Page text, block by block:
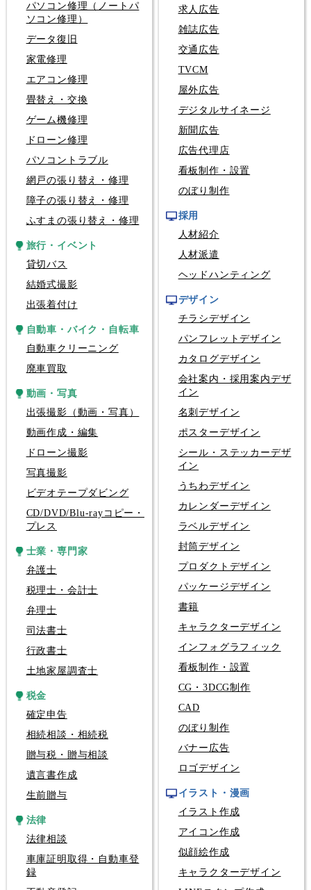
パソコン修理（ノートパ
ソコン修理）
データ復旧
家電修理
エアコン修理
畳替え・交換
ゲーム機修理
ドローン修理
パソコントラブル
網戸の張り替え・修理
障子の張り替え・修理
ふすまの張り替え・修理
旅行・イベント
貸切バス
結婚式撮影
出張着付け
自動車・バイク・自転車
自動車クリーニング
廃車買取
動画・写真
出張撮影（動画・写真）
動画作成・編集
ドローン撮影
写真撮影
ビデオテープダビング
CD/DVD/Blu-rayコピー・
プレス
士業・専門家
弁護士
税理士・会計士
弁理士
司法書士
行政書士
土地家屋調査士
税金
確定申告
相続相談・相続税
贈与税・贈与相談
遺言書作成
生前贈与
法律
法律相談
車庫証明取得・自動車登
録
求人広告
雑誌広告
交通広告
TVCM
屋外広告
デジタルサイネージ
新聞広告
広告代理店
看板制作・設置
のぼり制作
採用
人材紹介
人材派遣
ヘッドハンティング
デザイン
チラシデザイン
パンフレットデザイン
カタログデザイン
会社案内・採用案内デザ
イン
名刺デザイン
ポスターデザイン
シール・ステッカーデザ
イン
うちわデザイン
カレンダーデザイン
ラベルデザイン
封筒デザイン
プロダクトデザイン
パッケージデザイン
書籍
キャラクターデザイン
インフォグラフィック
看板制作・設置
CG・3DCG制作
CAD
のぼり制作
バナー広告
ロゴデザイン
イラスト・漫画
イラスト作成
アイコン作成
似顔絵作成
キャラクターデザイン